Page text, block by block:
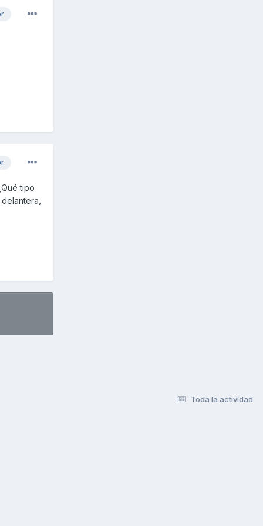
tipo
Toda la actividad